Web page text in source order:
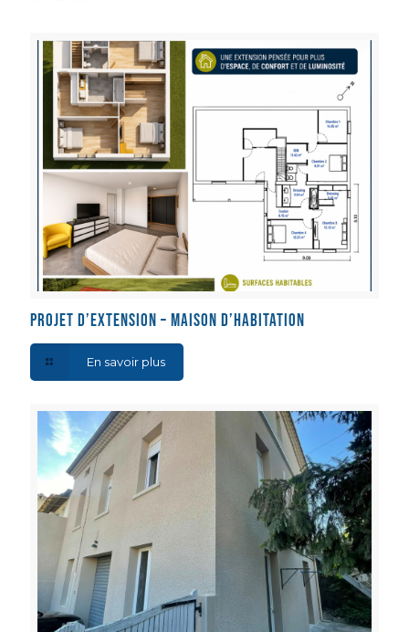
Projet d’extension – Maison d’habitation
En savoir plus